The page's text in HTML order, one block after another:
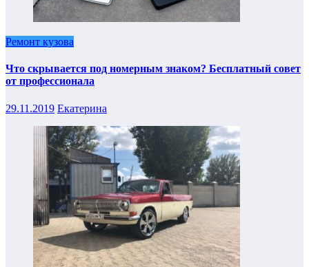
Ремонт кузова
Что скрывается под номерным знаком? Бесплатный совет
от профессионала
29.11.2019 Екатерина